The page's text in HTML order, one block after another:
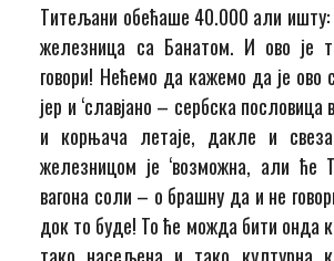
Титељани обећаше 40.000 али ишту:
железница са Банатом. И ово је
говори! Нећемо да кажемо да је ово
јер и ‘славјано – сербска пословица
и корњача летаје, дакле и
железницом је ‘возможна, али ће
вагона соли – о брашну да и не
док то буде! То ће можда бити онда
тако насељена и тако културна